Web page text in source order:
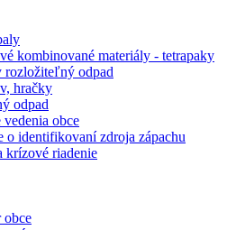
kombinované materiály - tetrapaky
odpad
hračky
odpad
vedenia obce
o identifikovaní zdroja zápachu
krízové riadenie